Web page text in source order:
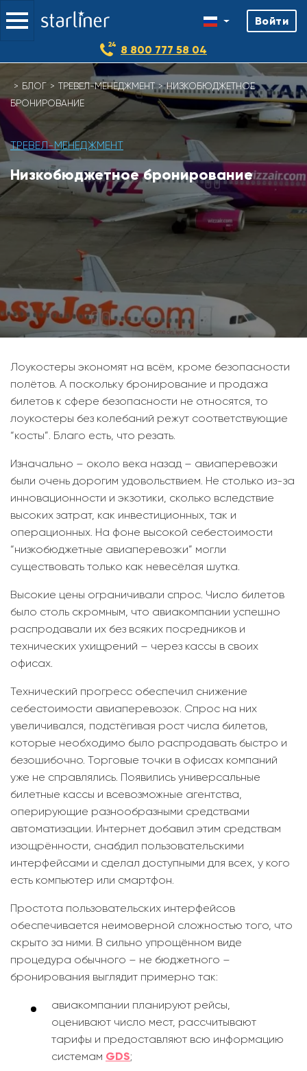
content
Войти
8 800 777 58 04
БЛОГ ТРЕВЕЛ-МЕНЕДЖМЕНТ
НИЗКОБЮДЖЕТНОЕ
БРОНИРОВАНИЕ
ТРЕВЕЛ-МЕНЕДЖМЕНТ
Низкобюджетное бронирование
Лоукостеры экономят на всём, кроме безопасности
полётов. А поскольку бронирование и продажа
билетов к сфере безопасности не относятся, то
лоукостеры без колебаний режут соответствующие
“косты”. Благо есть, что резать.
Изначально – около века назад – авиаперевозки
были очень дорогим удовольствием. Не столько из-за
инновационности и экзотики, сколько вследствие
высоких затрат, как инвестиционных, так и
операционных. На фоне высокой себестоимости
“низкобюджетные авиаперевозки” могли
существовать только как невесёлая шутка.
Высокие цены ограничивали спрос. Число билетов
было столь скромным, что авиакомпании успешно
распродавали их без всяких посредников и
технических ухищрений – через кассы в своих
офисах.
Технический прогресс обеспечил снижение
себестоимости авиаперевозок. Спрос на них
увеличивался, подстёгивая рост числа билетов,
которые необходимо было распродавать быстро и
безошибочно. Торговые точки в офисах компаний
уже не справлялись. Появились универсальные
билетные кассы и всевозможные агентства,
оперирующие разнообразными средствами
автоматизации. Интернет добавил этим средствам
изощрённости, снабдил пользовательскими
интерфейсами и сделал доступными для всех, у кого
есть компьютер или смартфон.
Простота пользовательских интерфейсов
обеспечивается неимоверной сложностью того, что
скрыто за ними. В сильно упрощённом виде
процедура обычного – не бюджетного –
бронирования выглядит примерно так:
авиакомпании планируют рейсы,
оценивают число мест, рассчитывают
тарифы и предоставляют всю информацию
системам GDS;